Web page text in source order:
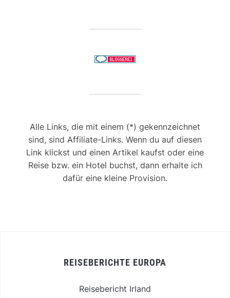
Alle Links, die mit einem (*) gekennzeichnet
sind, sind Affiliate-Links. Wenn du auf diesen
Link klickst und einen Artikel kaufst oder eine
Reise bzw. ein Hotel buchst, dann erhalte ich
dafür eine kleine Provision.
REISEBERICHTE EUROPA
Reisebericht Irland